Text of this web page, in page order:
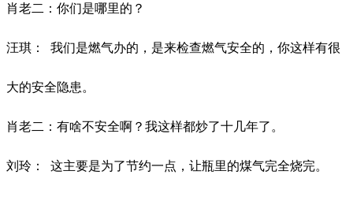
肖老二：你们是哪里的？
汪琪： 我们是燃气办的，是来检查燃气安全的，你这样有很
大的安全隐患。
肖老二：有啥不安全啊？我这样都炒了十几年了。
刘玲： 这主要是为了节约一点，让瓶里的煤气完全烧完。